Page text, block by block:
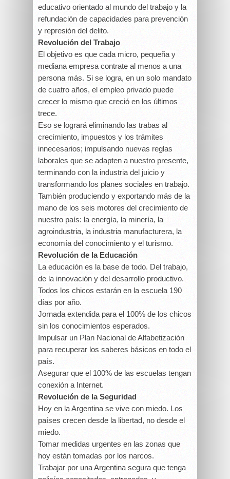
educativo orientado al mundo del trabajo y la
refundación de capacidades para prevención
y represión del delito.
Revolución del Trabajo
El objetivo es que cada micro, pequeña y
mediana empresa contrate al menos a una
persona más. Si se logra, en un solo mandato
de cuatro años, el empleo privado puede
crecer lo mismo que creció en los últimos
trece.
Eso se logrará eliminando las trabas al
crecimiento, impuestos y los trámites
innecesarios; impulsando nuevas reglas
laborales que se adapten a nuestro presente,
terminando con la industria del juicio y
transformando los planes sociales en trabajo.
También produciendo y exportando más de la
mano de los seis motores del crecimiento de
nuestro país: la energía, la minería, la
agroindustria, la industria manufacturera, la
economía del conocimiento y el turismo.
Revolución de la Educación
La educación es la base de todo. Del trabajo,
de la innovación y del desarrollo productivo.
Todos los chicos estarán en la escuela 190
días por año.
Jornada extendida para el 100% de los chicos
sin los conocimientos esperados.
Impulsar un Plan Nacional de Alfabetización
para recuperar los saberes básicos en todo el
país.
Asegurar que el 100% de las escuelas tengan
conexión a Internet.
Revolución de la Seguridad
Hoy en la Argentina se vive con miedo. Los
países crecen desde la libertad, no desde el
miedo.
Tomar medidas urgentes en las zonas que
hoy están tomadas por los narcos.
Trabajar por una Argentina segura que tenga